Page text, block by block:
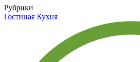
Рубрики
Гостиная Кухня